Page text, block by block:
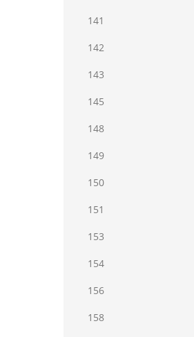
141
142
143
145
148
149
150
151
153
154
156
158